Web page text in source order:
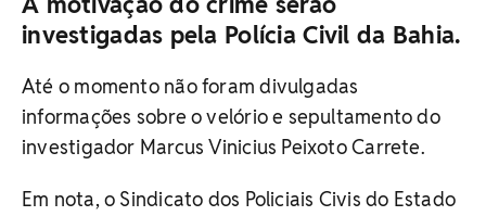
investigadas pela Polícia Civil da Bahia.
Até o momento não foram divulgadas
informações sobre o velório e sepultamento do
investigador Marcus Vinicius Peixoto Carrete.
Em nota, o Sindicato dos Policiais Civis do Estado